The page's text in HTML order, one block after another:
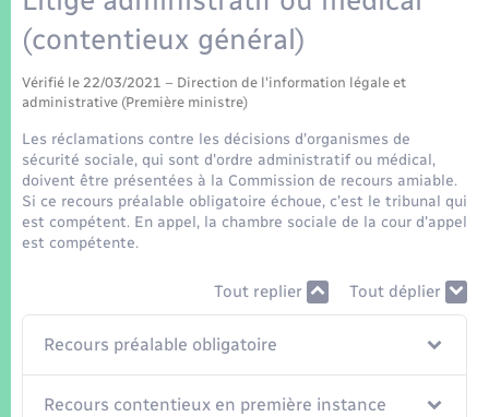
Sécurité - Prévention
Transports
Voirie et espace public
(contentieux général)
Vérifié le 22/03/2021 – Direction de l'information légale et
administrative (Première ministre)
Les réclamations contre les décisions d'organismes de
sécurité sociale, qui sont d'ordre administratif ou médical,
doivent être présentées à la Commission de recours amiable.
Si ce recours préalable obligatoire échoue, c'est le tribunal qui
est compétent. En appel, la chambre sociale de la cour d'appel
est compétente.
Tout replier Tout déplier
Recours préalable obligatoire
Recours contentieux en première instance